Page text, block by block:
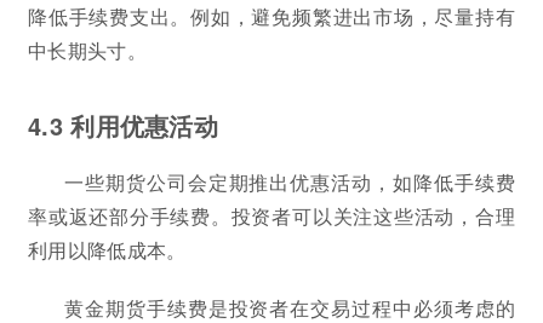
降低手续费支出。例如，避免频繁进出市场，尽量持有
中长期头寸。
4.3 利用优惠活动
一些期货公司会定期推出优惠活动，如降低手续费
率或返还部分手续费。投资者可以关注这些活动，合理
利用以降低成本。
黄金期货手续费是投资者在交易过程中必须考虑的